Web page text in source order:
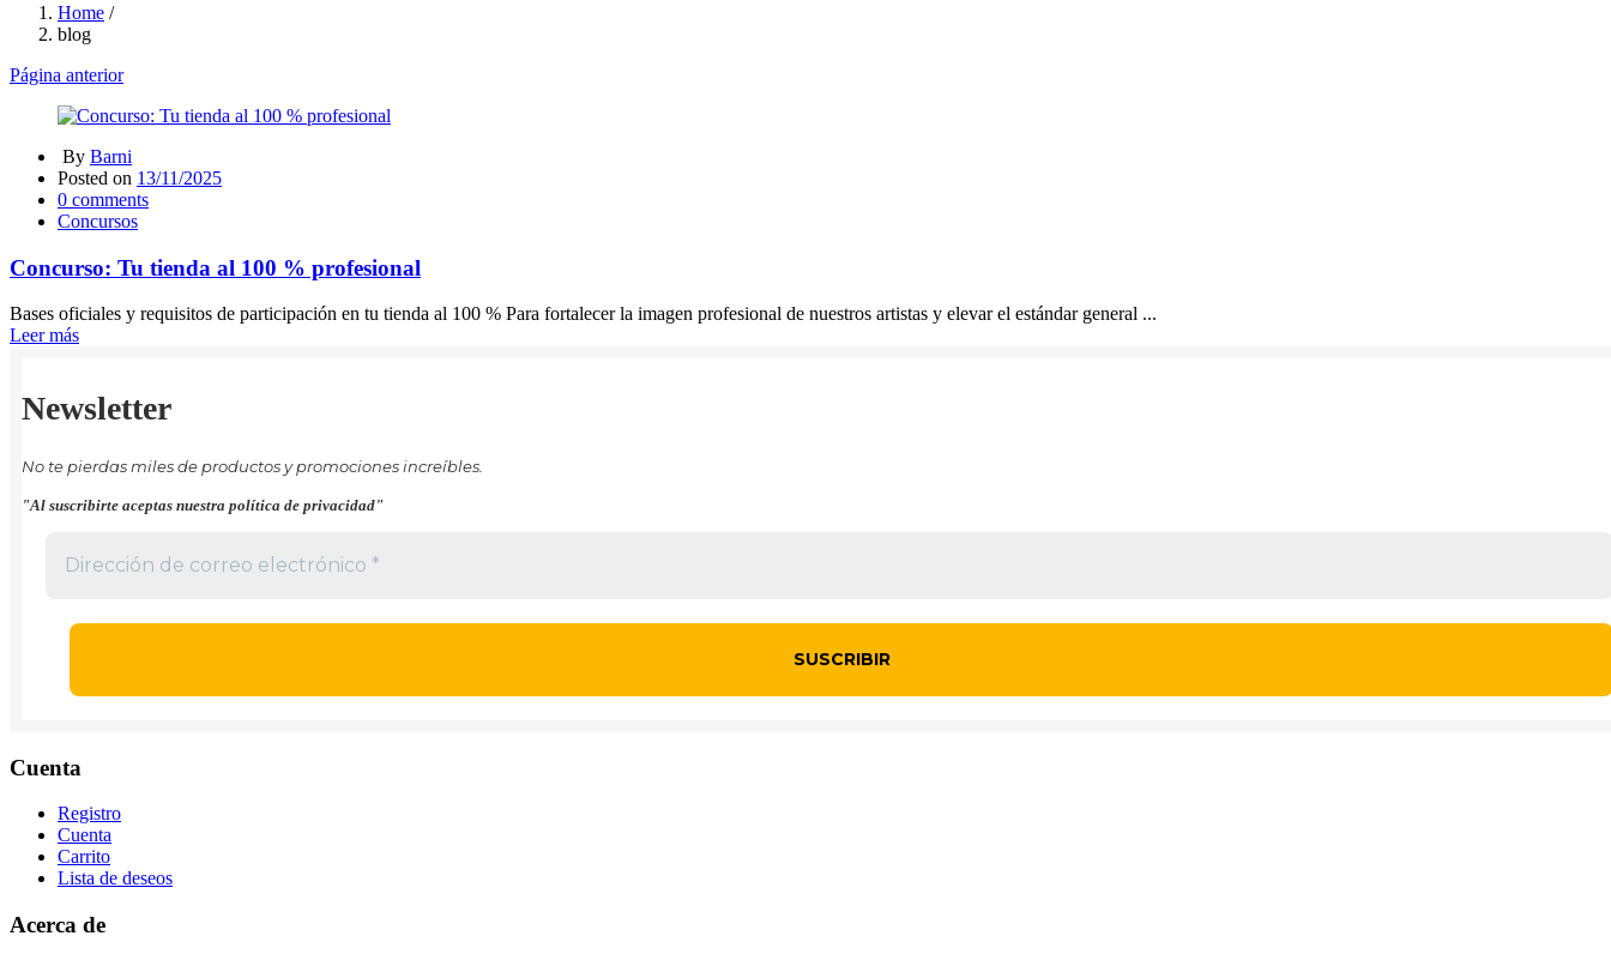
Home /
blog
Página anterior
By Barni
Posted on 13/11/2025
0 comments
Concursos
Concurso: Tu tienda al 100 % profesional
Bases oficiales y requisitos de participación en tu tienda al 100 % Para fortalecer la imagen profesional de nuestros artistas y elevar el estándar general ...
Leer más
Newsletter
No te pierdas miles de productos y promociones increíbles.
"Al suscribirte aceptas nuestra política de privacidad"
Cuenta
Registro
Cuenta
Carrito
Lista de deseos
Acerca de